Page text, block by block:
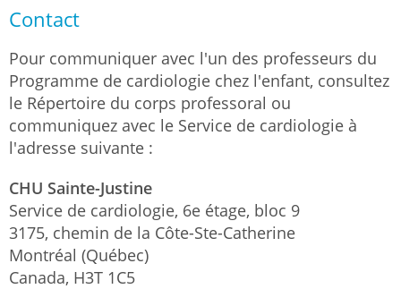
Contact
Pour communiquer avec l'un des professeurs du
Programme de cardiologie chez l'enfant, consultez
le Répertoire du corps professoral ou
communiquez avec le Service de cardiologie à
l'adresse suivante :
CHU Sainte-Justine
Service de cardiologie, 6e étage, bloc 9
3175, chemin de la Côte-Ste-Catherine
Montréal (Québec)
Canada, H3T 1C5